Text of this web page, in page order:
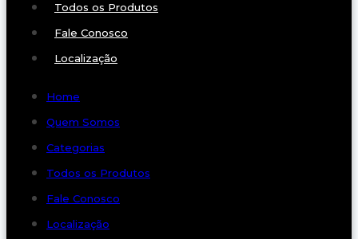
Todos os Produtos
Fale Conosco
Localização
Home
Quem Somos
Categorias
Todos os Produtos
Fale Conosco
Localização